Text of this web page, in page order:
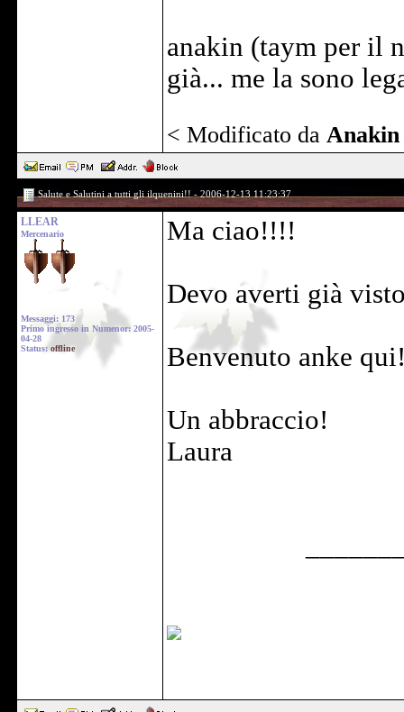
anakin (taym per il
già... me la sono
< Modificato da Anakin
Salute e Salutini a tutti gli ilquenini!! - 2006-12-13 11:23:37
LLEAR
Mercenario
Messaggi: 173
Primo ingresso in Numenor: 2005-
04-28
Status: offline
Ma ciao!!!!
Devo averti già
Benvenuto anke
Un abbraccio!
Laura